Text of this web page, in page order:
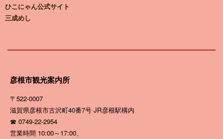
ひこにゃん公式サイト
三成めし
彦根市観光案内所
〒522-0007
滋賀県彦根市古沢町40番7号 JR彦根駅構内
☎ 0749-22-2954
営業時間 10:00～17:00、